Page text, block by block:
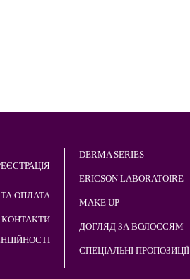
ОПЛАТА
КОНТАКТИ
DERMA SERIES
ERICSON LABORATOIRE
MAKE UP
ДОГЛЯД ЗА ВОЛОССЯМ
СПЕЦІАЛЬНІ ПРОПОЗИЦІЇ